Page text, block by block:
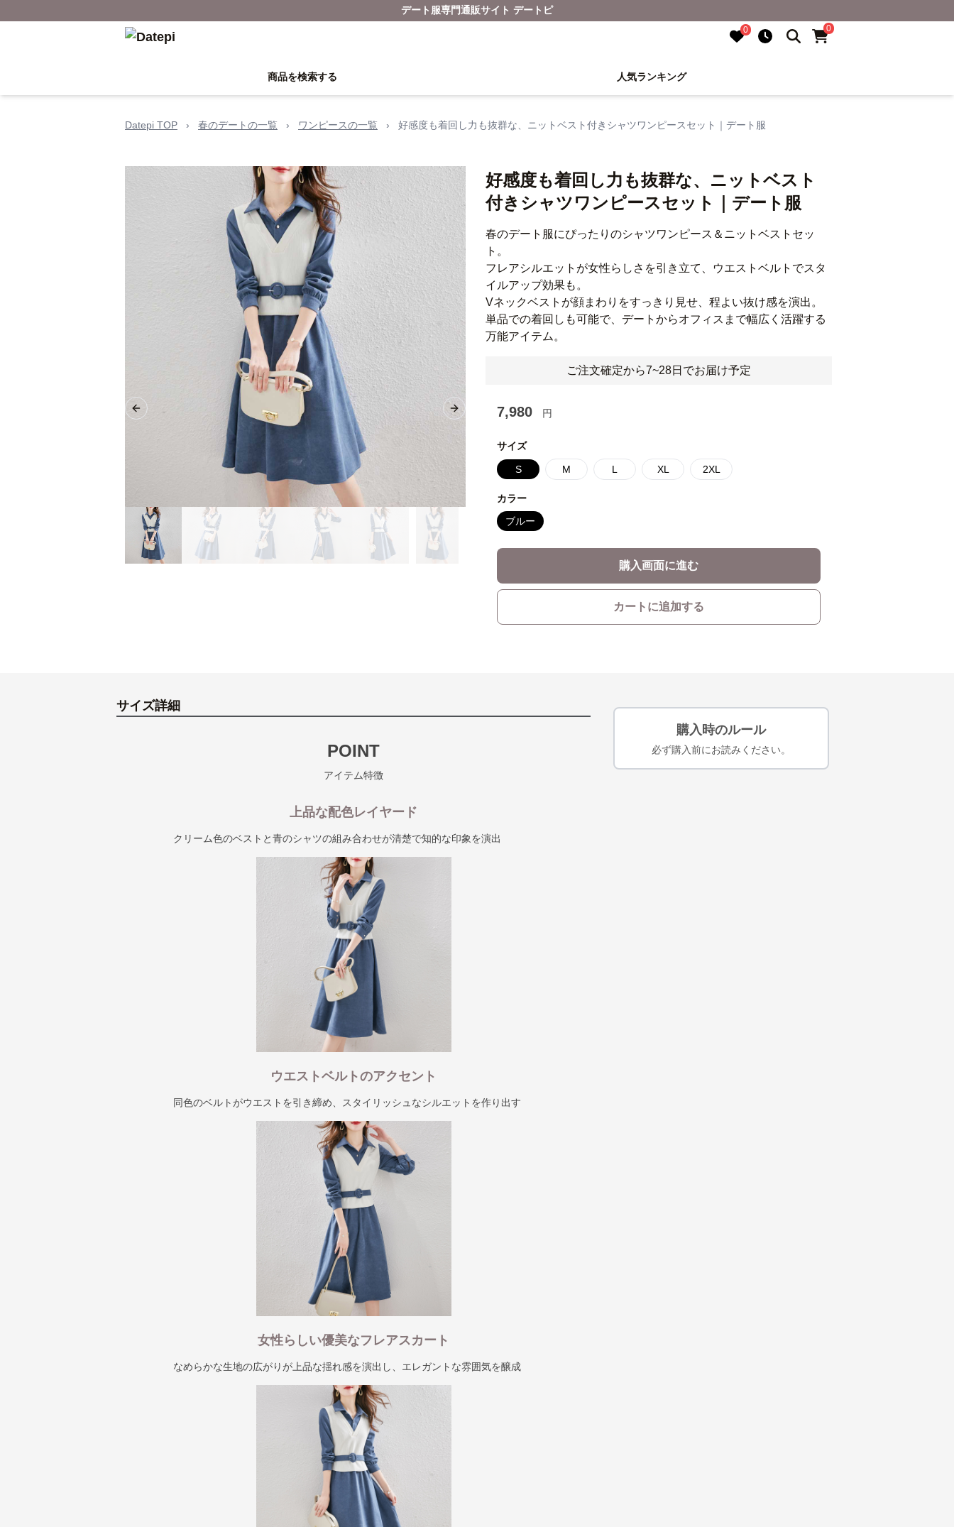
デート服専門通販サイト デートピ
0 0
商品を検索する 人気ランキング
Datepi TOP › 春のデートの一覧 › ワンピースの一覧 › 好感度も着回し力も抜群な、ニットベスト付きシャツワンピースセット｜デート服
Previous slide Next slide
好感度も着回し力も抜群な、ニットベスト
付きシャツワンピースセット｜デート服
春のデート服にぴったりのシャツワンピース＆ニットベストセッ
ト。
フレアシルエットが女性らしさを引き立て、ウエストベルトでスタ
イルアップ効果も。
Vネックベストが顔まわりをすっきり見せ、程よい抜け感を演出。
単品での着回しも可能で、デートからオフィスまで幅広く活躍する
万能アイテム。
ご注文確定から7~28日でお届け予定
7,980 円
サイズ
S M L XL 2XL
カラー
ブルー
購入画面に進む
カートに追加する
サイズ詳細
POINT
アイテム特徴
上品な配色レイヤード
クリーム色のベストと青のシャツの組み合わせが清楚で知的な印象を演出
ウエストベルトのアクセント
同色のベルトがウエストを引き締め、スタイリッシュなシルエットを作り出す
女性らしい優美なフレアスカート
なめらかな生地の広がりが上品な揺れ感を演出し、エレガントな雰囲気を醸成
購入時のルール
必ず購入前にお読みください。